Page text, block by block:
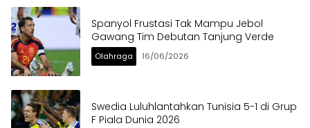
Spanyol Frustasi Tak Mampu Jebol
Gawang Tim Debutan Tanjung Verde
Olahraga 16/06/2026
Swedia Luluhlantahkan Tunisia 5-1 di Grup
F Piala Dunia 2026